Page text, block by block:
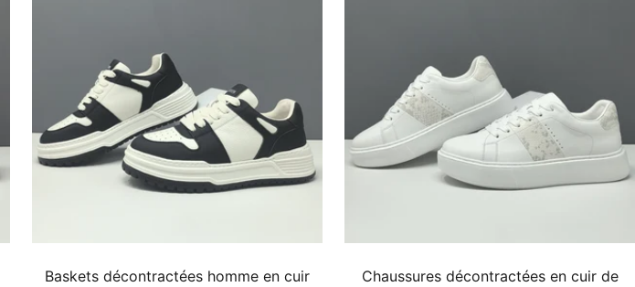
Baskets décontractées homme en cuir
Chaussures décontractées en cuir de